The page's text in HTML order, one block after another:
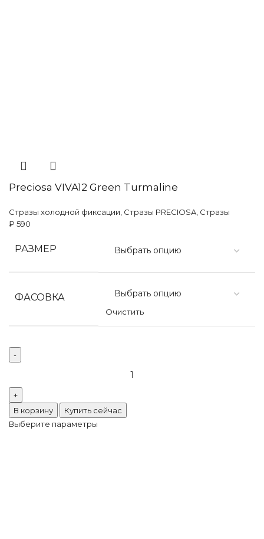
Preciosa VIVA12 Green Turmaline
Стразы холодной фиксации Стразы PRECIOSA Стразы
₽ 590
РАЗМЕР
ФАСОВКА
Очистить
В корзину
Купить сейчас
Выберите параметры